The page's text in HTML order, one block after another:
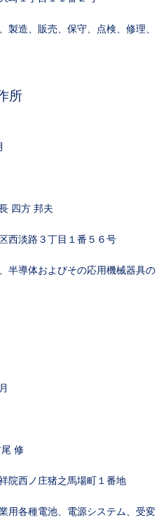
製造、販売、保守、点検、修理、
所
四方 邦夫
西淡路３丁目１番５６号
半導体およびその応用機械器具の
修
院西ノ庄猪之馬場町１番地
用各種電池、電源システム、受変